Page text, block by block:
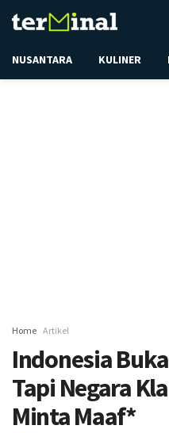
NUSANTARA KULINER
Home Artikel
Indonesia
Tapi Negara
Minta Maaf*